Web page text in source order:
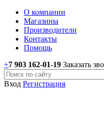
О компании
Магазины
Производители
Контакты
Помощь
+7 903 162-01-19 Заказать
Вход Регистрация